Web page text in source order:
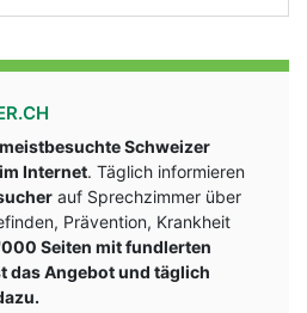
Schweizer
Internet. Täglich informieren
auf Sprechzimmer über
Prävention, Krankheit
Seiten mit fundlerten
das Angebot und täglich